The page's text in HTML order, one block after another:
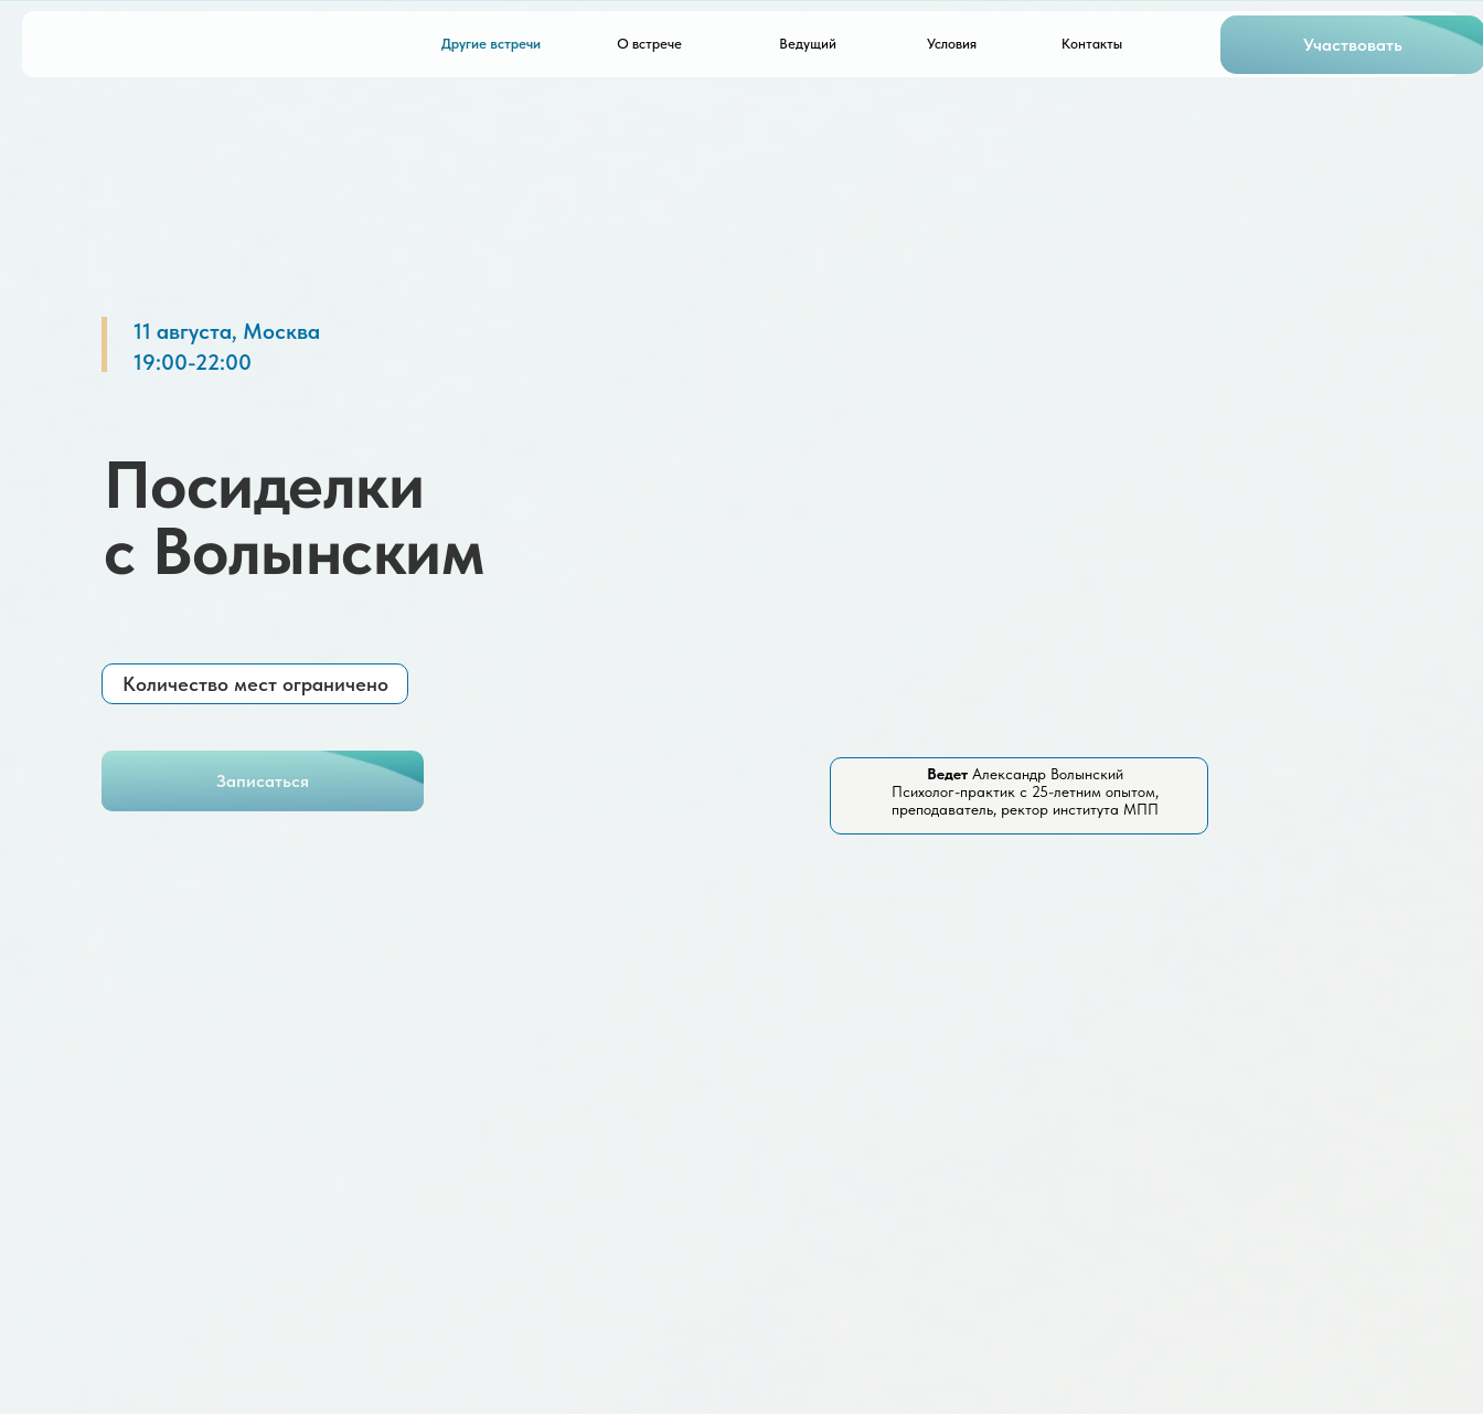
О встрече Ведущий Условия Контакты
Другие встречи Участвовать
ВедетАлександр Волынский
Психолог-практик с 25-летним опытом,
преподаватель, ректор института МПП
Посиделки
с Волынским
Записаться
Количество мест ограничено
11 августа, Москва
19:00-22:00